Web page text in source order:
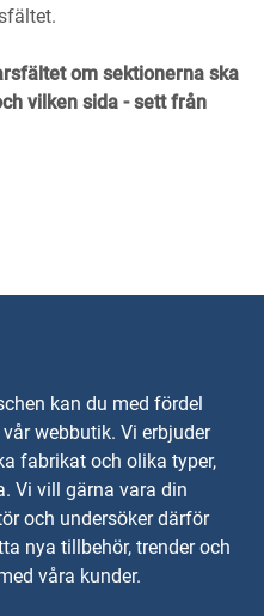
om sektionerna ska
vilken sida - sett från
kan du med fördel
webbutik. Vi erbjuder
fabrikat och olika typer,
Vi vill gärna vara din
och undersöker därför
nya tillbehör, trender och
våra kunder.